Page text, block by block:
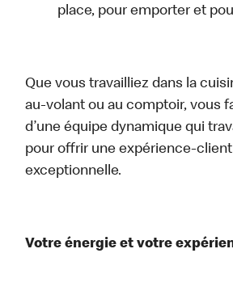
place, pour emporter et
Que vous travailliez dans la
au-volant ou au comptoir, vous
d’une équipe dynamique qui
pour offrir une expérience-client
exceptionnelle.
Votre énergie et votre